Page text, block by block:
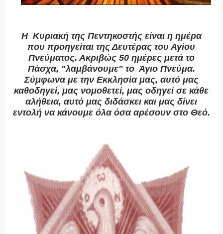
Η Κυριακή της Πεντηκοστής είναι η ημέρα
που προηγείται της Δευτέρας του Αγίου
Πνεύματος. Ακριβώς 50 ημέρες μετά το
Πάσχα, "λαμβάνουμε" το Άγιο Πνεύμα.
Σύμφωνα με την Εκκλησία μας, αυτό μας
καθοδηγεί, μας νομοθετεί, μας οδηγεί σε κάθε
αλήθεια, αυτό μας διδάσκει και μας δίνει
εντολή να κάνουμε όλα όσα αρέσουν στο Θεό.